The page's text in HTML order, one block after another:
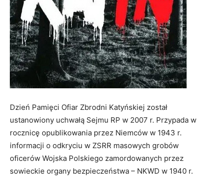
Dzień Pamięci Ofiar Zbrodni Katyńskiej został
ustanowiony uchwałą Sejmu RP w 2007 r. Przypada w
rocznicę opublikowania przez Niemców w 1943 r.
informacji o odkryciu w ZSRR masowych grobów
oficerów Wojska Polskiego zamordowanych przez
sowieckie organy bezpieczeństwa – NKWD w 1940 r.